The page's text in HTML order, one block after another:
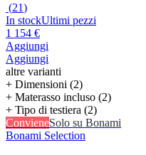
(21)
In stockUltimi pezzi
1 154 €
Aggiungi
Aggiungi
altre varianti
+ Dimensioni (2)
+ Materasso incluso (2)
+ Tipo di testiera (2)
ConvieneSolo su Bonami
Bonami Selection